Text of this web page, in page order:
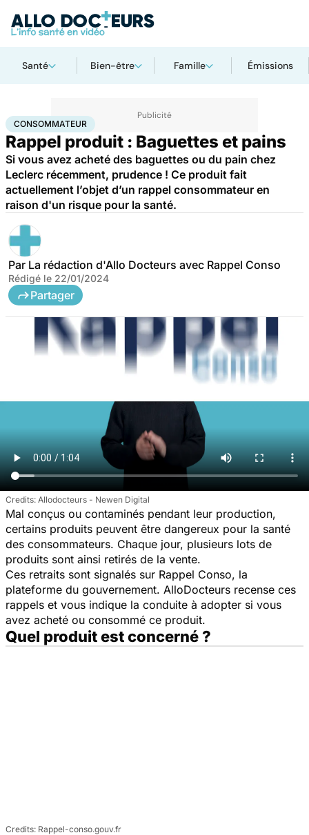
Santé Bien-être Famille Émissions
AccueilSantéConsommateur
CONSOMMATEUR
Rappel produit : Baguettes et pains
Si vous avez acheté des baguettes ou du pain chez
Leclerc récemment, prudence ! Ce produit fait
actuellement l’objet d’un rappel consommateur en
raison d'un risque pour la santé.
Par La rédaction d'Allo Docteurs avec Rappel Conso
Rédigé le 22/01/2024
Partager
Allodocteurs - Newen Digital
Mal conçus ou contaminés pendant leur production,
certains produits peuvent être dangereux pour la santé
des consommateurs. Chaque jour, plusieurs lots de
produits sont ainsi retirés de la vente.
Ces retraits sont signalés sur Rappel Conso, la
plateforme du gouvernement. AlloDocteurs recense ces
rappels et vous indique la conduite à adopter si vous
avez acheté ou consommé ce produit.
Quel produit est concerné ?
Rappel-conso.gouv.fr